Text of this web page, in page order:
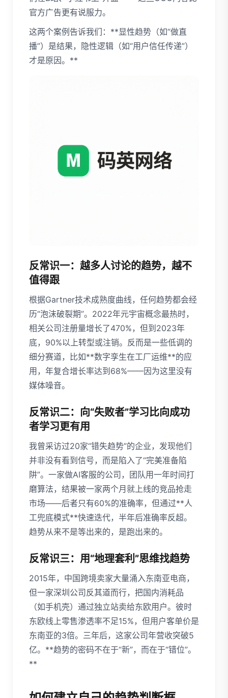
官方广告更有说服力。
这两个案例告诉我们：**显性趋势（如“做直
播”）是结果，隐性逻辑（如“用户信任传递”）
才是原因。**
反常识一：越多人讨论的趋势，越不
值得跟
根据Gartner技术成熟度曲线，任何趋势都会经
历“泡沫破裂期”。2022年元宇宙概念最热时，
相关公司注册量增长了470%，但到2023年
底，90%以上转型或注销。反而是一些低调的
细分赛道，比如**数字孪生在工厂运维**的应
用，年复合增长率达到68%——因为这里没有
媒体噪音。
反常识二：向“失败者”学习比向成功
者学习更有用
我曾采访过20家“错失趋势”的企业，发现他们
并非没有看到信号，而是陷入了“完美准备陷
阱”。一家做AI客服的公司，团队用一年时间打
磨算法，结果被一家两个月就上线的竞品抢走
市场——后者只有60%的准确率，但通过**人
工兜底模式**快速迭代，半年后准确率反超。
趋势从来不是等出来的，是跑出来的。
反常识三：用“地理套利”思维找趋势
2015年，中国跨境卖家大量涌入东南亚电商，
但一家深圳公司反其道而行，把国内消耗品
（如手机壳）通过独立站卖给东欧用户。彼时
东欧线上零售渗透率不足15%，但用户客单价是
东南亚的3倍。三年后，这家公司年营收突破5
亿。**趋势的密码不在于“新”，而在于“错位”。
**